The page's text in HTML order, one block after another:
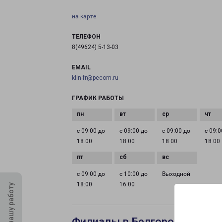
на карте
ТЕЛЕФОН
8(49624) 5-13-03
EMAIL
klin-fr@pecom.ru
ГРАФИК РАБОТЫ
с 09:00 до
18:00
с 09:00 до
18:00
с 09:00 до
18:00
с
18:00
с 09:00 до
18:00
с 10:00 до
16:00
Выходной